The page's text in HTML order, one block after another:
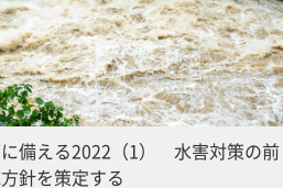
備える2022（1） 水害対策の前
針を策定する